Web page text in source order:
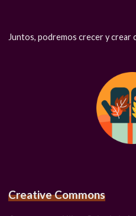
Juntos, podremos crecer y crear
Creative Commons